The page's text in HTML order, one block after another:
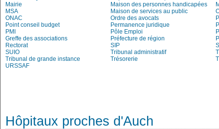
Mairie
Maison des personnes handicapées
MSA
Maison de services au public
ONAC
Ordre des avocats
Point conseil budget
Permanence juridique
PMI
Pôle Emploi
Greffe des associations
Préfecture de région
Rectorat
SIP
SUIO
Tribunal administratif
Tribunal de grande instance
Trésorerie
URSSAF
Hôpitaux proches d'Auch